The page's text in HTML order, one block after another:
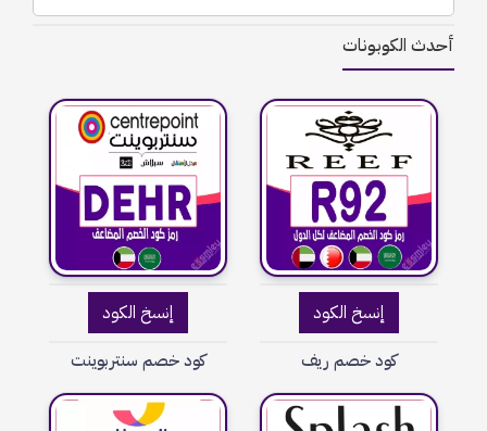
أحدث الكوبونات
إنسخ الكود
كود خصم ريف
إنسخ الكود
كود خصم سنتربوينت